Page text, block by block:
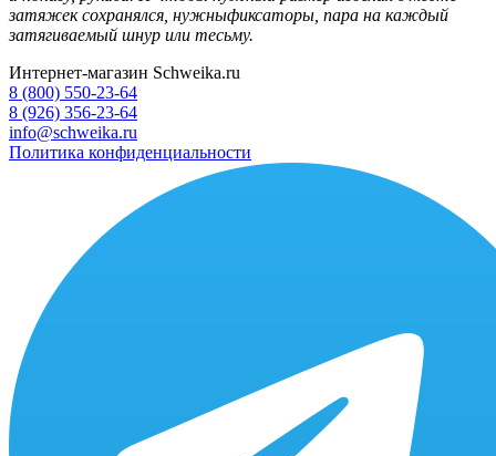
затяжек сохранялся, нужныфиксаторы, пара на каждый
затягиваемый шнур или тесьму.
Интернет-магазин Schweika.ru
8 (800) 550-23-64
8 (926) 356-23-64
info@schweika.ru
Политика конфиденциальности